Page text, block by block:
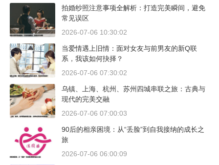
拍婚纱照注意事项全解析：打造完美瞬间，避免
常见误区
2026-07-06 10:30:02
当爱情遇上旧情：面对女友与前男友的新Q联
系，我该如何抉择？
2026-07-06 07:30:02
乌镇、上海、杭州、苏州四城串联之旅：古典与
现代的完美交融
2026-07-06 07:00:03
90后的相亲困境：从“丢脸”到自我接纳的成长之
旅
2026-07-06 06:00:09